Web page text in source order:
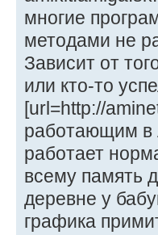
многие
методами не
Зависит от
или кто-то
[url=http://
работающим в
работает
всему память
деревне у
графика